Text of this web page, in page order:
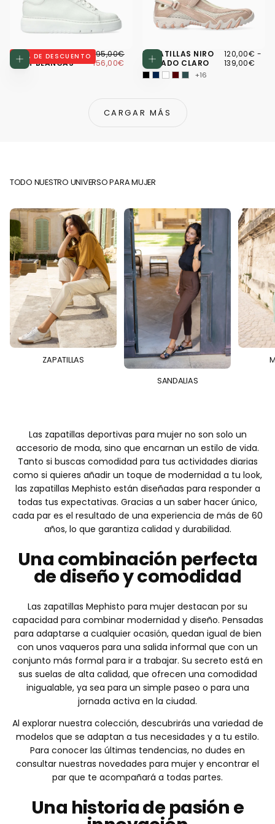
Elegir opciones
ZAPATILLAS ARIA
FRUIT BLANCAS
20 % DE DESCUENTO 156,00€
PRECIO
REGULAR
195,00€PRECIO
MÍNIMO
156,00€ Elegir
ZAPATILLAS NIRO
MORADO CLARO
120,00€
PRECIO
MÍNIMO
120,00€ -
139,00€
+16
CARGAR MÁS
TODO NUESTRO UNIVERSO PARA MUJER
ZAPATILLAS
SANDALIAS
Las zapatillas deportivas para mujer no son solo un
accesorio de moda, sino que encarnan un estilo de vida.
Tanto si buscas comodidad para tus actividades diarias
como si quieres añadir un toque de modernidad a tu look,
las zapatillas Mephisto están diseñadas para responder a
todas tus expectativas. Gracias a un saber hacer único,
cada par es el resultado de una experiencia de más de 60
años, lo que garantiza calidad y durabilidad.
Una combinación perfecta
de diseño y comodidad
Las zapatillas Mephisto para mujer destacan por su
capacidad para combinar modernidad y diseño. Pensadas
para adaptarse a cualquier ocasión, quedan igual de bien
con unos vaqueros para una salida informal que con un
conjunto más formal para ir a trabajar. Su secreto está en
sus suelas de alta calidad, que ofrecen una comodidad
inigualable, ya sea para un simple paseo o para una
jornada activa en la ciudad.
Al explorar nuestra colección, descubrirás una variedad de
modelos que se adaptan a tus necesidades y a tu estilo.
Para conocer las últimas tendencias, no dudes en
consultar nuestras novedades para mujer y encontrar el
par que te acompañará a todas partes.
Una historia de pasión e